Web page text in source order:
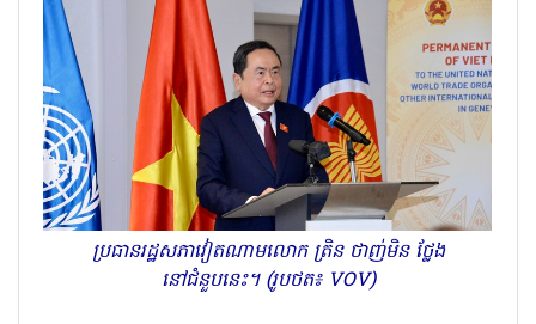
ប្រធានរដ្ឋសភាវៀតណាមលោក ត្រិន ថាញ់មិន ថ្លែង
នៅជំនួបនេះ។ (រូបថត៖ VOV)